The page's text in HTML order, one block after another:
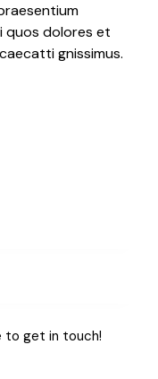
dolores et
gnissimus.